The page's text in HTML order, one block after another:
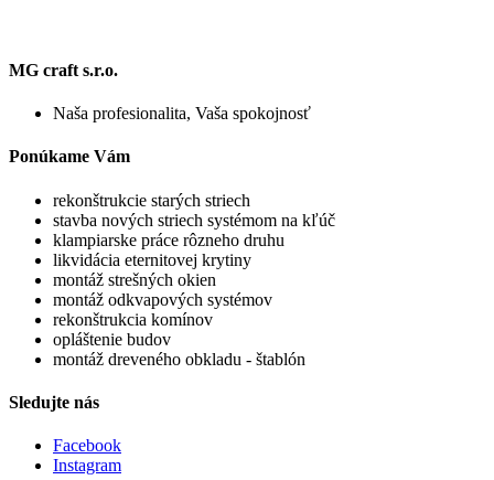
MG craft s.r.o.
Naša profesionalita, Vaša spokojnosť
Ponúkame Vám
rekonštrukcie starých striech
stavba nových striech systémom na kľúč
klampiarske práce rôzneho druhu
likvidácia eternitovej krytiny
montáž strešných okien
montáž odkvapových systémov
rekonštrukcia komínov
opláštenie budov
montáž dreveného obkladu - štablón
Sledujte nás
Facebook
Instagram